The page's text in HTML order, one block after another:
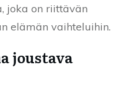
joka on riittävän
elämän vaihteluihin.
joustava